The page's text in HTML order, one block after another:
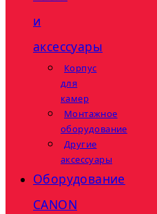
и
аксессуары
Корпус
для
камер
Монтажное
оборудование
Другие
аксессуары
Оборудование
CANON